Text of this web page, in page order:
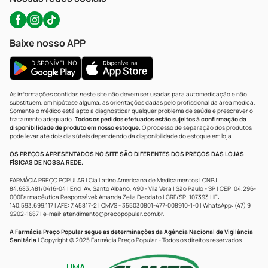
Baixe nosso APP
As informações contidas neste site não devem ser usadas para automedicação e não
substituem, em hipótese alguma, as orientações dadas pelo profissional da área médica.
Somente o médico está apto a diagnosticar qualquer problema de saúde e prescrever o
tratamento adequado. Todos os pedidos efetuados estão sujeitos à confirmação da
disponibilidade de produto em nosso estoque.O processo de separação dos produtos
pode levar até dois dias úteis dependendo da disponibilidade do estoque em loja.
OS PREÇOS APRESENTADOS NO SITE SÃO DIFERENTES DOS PREÇOS DAS LOJAS
FÍSICAS DE NOSSA REDE.
FARMÁCIA PREÇO POPULAR | Cia Latino Americana de Medicamentos | CNPJ:
84.683.481/0416-04 | End: Av. Santo Albano, 490 - Vila Vera | São Paulo - SP | CEP: 04.296-
000Farmacêutica Responsável: Amanda Zelia Deodato | CRF/SP: 107393 | IE:
140.593.699.117 | AFE: 7.45817-2 | CMVS - 355030801-477-008910-1-0 | WhatsApp: (47) 9
9202-1687 | e-mail: atendimento@precopopular.com.br.
A Farmácia Preço Popular segue as determinações da Agência Nacional de Vigilância
Sanitária | Copyright © 2025 Farmácia Preço Popular - Todos os direitos reservados.